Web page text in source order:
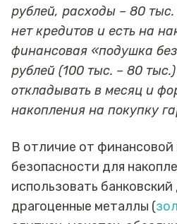
рублей, расходы – 80
нет кредитов и есть на
финансовая «подушка
рублей (100 тыс. – 80
откладывать в месяц и
накопления на покупку
В отличие от
безопасности для
использовать
драгоценные металлы (